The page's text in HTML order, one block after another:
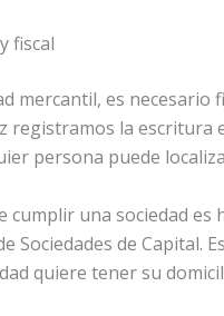
fiscal
mercantil, es
registramos la escritura
persona puede
una sociedad
Sociedades de
quiere tener su